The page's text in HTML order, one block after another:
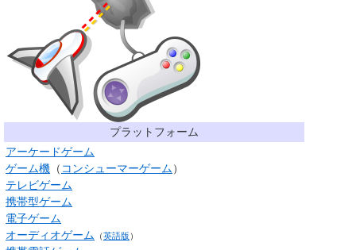
プラットフォーム
アーケードゲーム
ゲーム機 （ コンシューマーゲーム）
テレビゲーム
携帯型ゲーム
電子ゲーム
オーディオゲーム （英語版 ）